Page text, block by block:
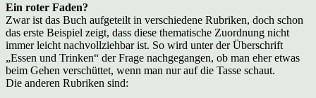
Ein roter Faden?
Zwar ist das Buch aufgeteilt in verschiedene Rubriken, doch schon
das erste Beispiel zeigt, dass diese thematische Zuordnung nicht
immer leicht nachvollziehbar ist. So wird unter der Überschrift
„Essen und Trinken“ der Frage nachgegangen, ob man eher etwas
beim Gehen verschüttet, wenn man nur auf die Tasse schaut.
Die anderen Rubriken sind: